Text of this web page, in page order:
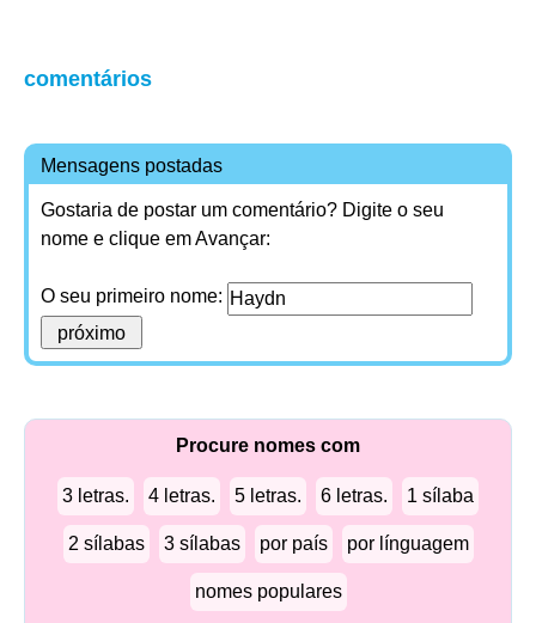
comentários
Mensagens postadas
Gostaria de postar um comentário? Digite o seu
nome e clique em Avançar:
O seu primeiro nome:
Procure nomes com
3 letras. 4 letras. 5 letras. 6 letras. 1 sílaba
2 sílabas 3 sílabas por país por línguagem
nomes populares